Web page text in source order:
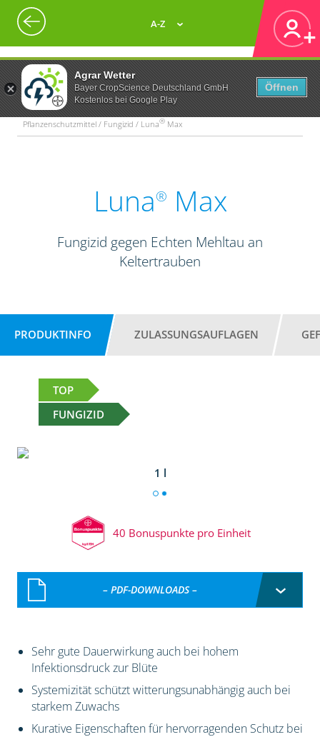
Agrar Wetter
Bayer CropScience Deutschland GmbH
Kostenlos bei Google Play
Öffnen
A-Z
Pflanzenschutzmittel / Fungizid / Luna® Max
Luna® Max
Fungizid gegen Echten Mehltau an
Keltertrauben
PRODUKTINFO ZULASSUNGSAUFLAGEN
TOP
FUNGIZID
1 l
40 Bonuspunkte pro Einheit
– PDF-DOWNLOADS –
Sehr gute Dauerwirkung auch bei hohem
Infektionsdruck zur Blüte
Systemizität schützt witterungsunabhängig auch bei
starkem Zuwachs
Kurative Eigenschaften für hervorragenden Schutz bei